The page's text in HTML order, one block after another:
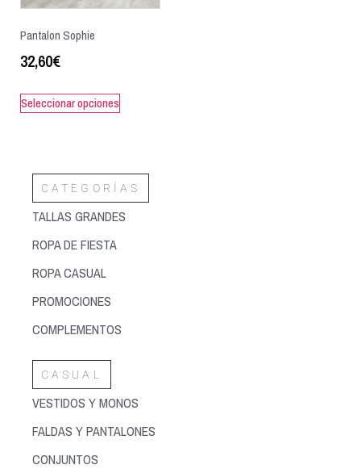
CATEGORÍAS
TALLAS GRANDES
ROPA DE FIESTA
ROPA CASUAL
PROMOCIONES
COMPLEMENTOS
CASUAL
VESTIDOS Y MONOS
FALDAS Y PANTALONES
CONJUNTOS
Pantalon Sophie
32,60€
Seleccionar opciones